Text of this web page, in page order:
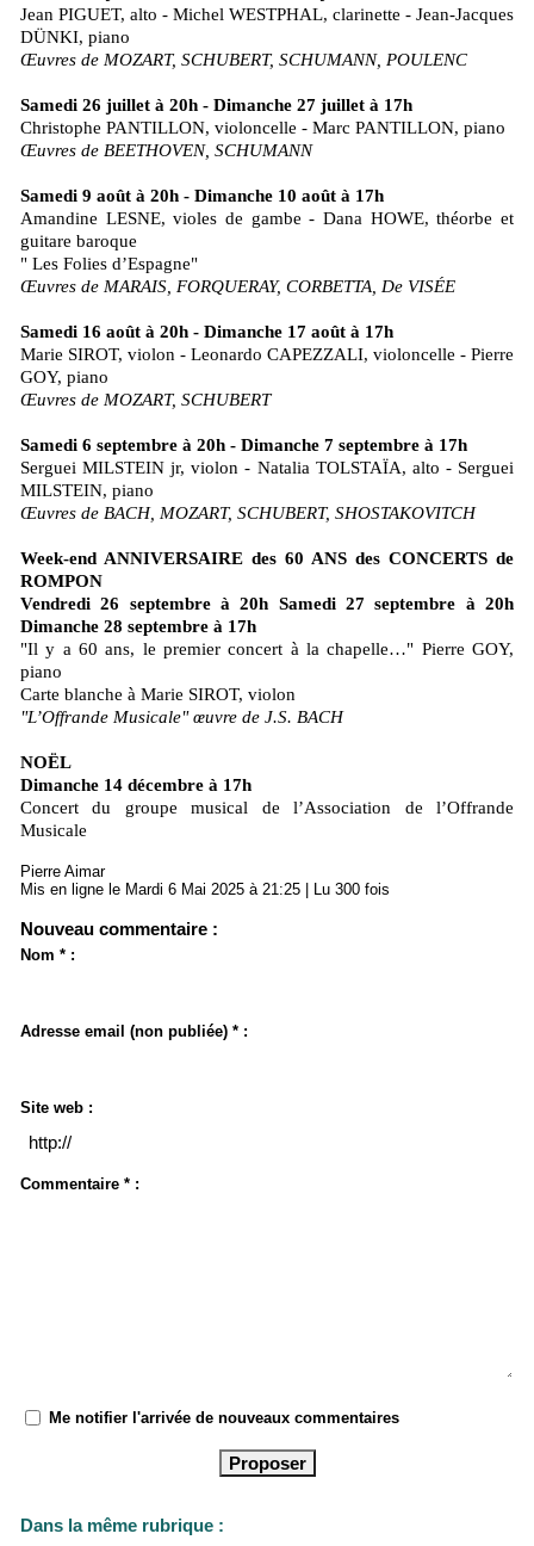
Jean PIGUET, alto - Michel WESTPHAL, clarinette - Jean-Jacques
DÜNKI, piano
Œuvres de MOZART, SCHUBERT, SCHUMANN, POULENC
Samedi 26 juillet à 20h - Dimanche 27 juillet à 17h
Christophe PANTILLON, violoncelle - Marc PANTILLON, piano
Œuvres de BEETHOVEN, SCHUMANN
Samedi 9 août à 20h - Dimanche 10 août à 17h
Amandine LESNE, violes de gambe - Dana HOWE, théorbe et
guitare baroque
" Les Folies d’Espagne"
Œuvres de MARAIS, FORQUERAY, CORBETTA, De VISÉE
Samedi 16 août à 20h - Dimanche 17 août à 17h
Marie SIROT, violon - Leonardo CAPEZZALI, violoncelle - Pierre
GOY, piano
Œuvres de MOZART, SCHUBERT
Samedi 6 septembre à 20h - Dimanche 7 septembre à 17h
Serguei MILSTEIN jr, violon - Natalia TOLSTAÏA, alto - Serguei
MILSTEIN, piano
Œuvres de BACH, MOZART, SCHUBERT, SHOSTAKOVITCH
Week-end ANNIVERSAIRE des 60 ANS des CONCERTS de
ROMPON
Vendredi 26 septembre à 20h Samedi 27 septembre à 20h
Dimanche 28 septembre à 17h
"Il y a 60 ans, le premier concert à la chapelle…" Pierre GOY,
piano
Carte blanche à Marie SIROT, violon
"L’Offrande Musicale" œuvre de J.S. BACH
NOËL
Dimanche 14 décembre à 17h
Concert du groupe musical de l’Association de l’Offrande
Musicale
Pierre Aimar
Mis en ligne le Mardi 6 Mai 2025 à 21:25 | Lu 300 fois
Nouveau commentaire :
Nom * :
Adresse email (non publiée) * :
Site web :
Commentaire * :
Me notifier l'arrivée de nouveaux commentaires
Dans la même rubrique :